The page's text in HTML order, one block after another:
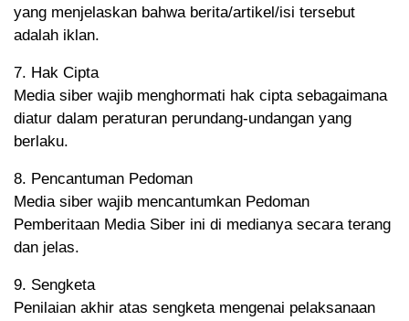
yang menjelaskan bahwa berita/artikel/isi tersebut
adalah iklan.
7. Hak Cipta
Media siber wajib menghormati hak cipta sebagaimana
diatur dalam peraturan perundang-undangan yang
berlaku.
8. Pencantuman Pedoman
Media siber wajib mencantumkan Pedoman
Pemberitaan Media Siber ini di medianya secara terang
dan jelas.
9. Sengketa
Penilaian akhir atas sengketa mengenai pelaksanaan